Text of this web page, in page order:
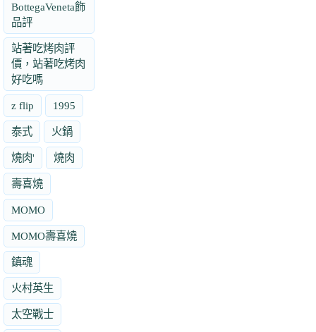
BottegaVeneta飾
品評
站著吃烤肉評
價，站著吃烤肉
好吃嗎
z flip 1995
泰式 火鍋
燒肉' 燒肉
壽喜燒
MOMO
MOMO壽喜燒
鎮魂
火村英生
太空戰士